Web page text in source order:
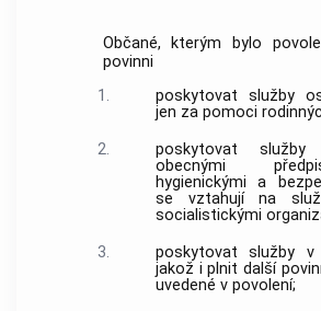
Občané, kterým bylo
povinni
1.
poskytovat služby
jen za pomoci
2.
poskytovat
obecnými
hygienickými a
se vztahují na
socialistickými
3.
poskytovat služby v
jakož i plnit další
uvedené v povolení;